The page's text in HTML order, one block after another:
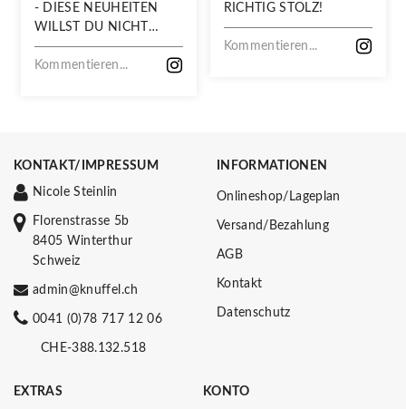
- DIESE NEUHEITEN
WILLST DU NICHT
VERPASSEN!
Kommentieren...
RICHTIG STOLZ!
Kommentieren...
KONTAKT/IMPRESSUM
Nicole Steinlin
Florenstrasse 5b
8405 Winterthur
Schweiz
admin@knuffel.ch
0041 (0)78 717 12 06
CHE-388.132.518
INFORMATIONEN
Onlineshop/Lageplan
Versand/Bezahlung
AGB
Kontakt
Datenschutz
EXTRAS KONTO